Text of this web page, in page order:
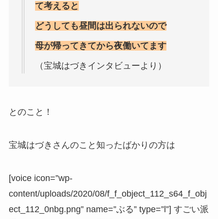
て考えると
どうしても昼間は出られないので
母が帰ってきてから夜働いてます
（宝城はづきインタビューより）
とのこと！
宝城はづきさんのこと知ったばかりの方は
[voice icon=”wp-
content/uploads/2020/08/f_f_object_112_s64_f_obj
ect_112_0nbg.png” name=”ぶる” type=”l”] すごい派